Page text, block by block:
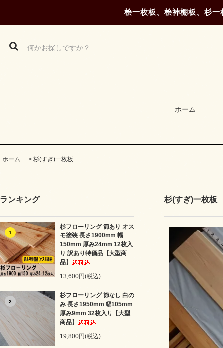
桧一枚板、桧神棚板、杉
ホーム
ホーム > 杉(すぎ)一枚板
ランキング
1
杉フローリング 節あり オス
モ塗装 長さ1900mm 幅
150mm 厚み24mm 12枚入
り 訳あり特価品【大型商
品】
13,600円(税込)
2
杉フローリング 節なし 白の
み 長さ1950mm 幅105mm
厚み9mm 32枚入り【大型
商品】
19,800円(税込)
杉(すぎ)一枚板